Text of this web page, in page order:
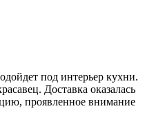
под интерьер кухни.
Доставка оказалась
проявленное внимание